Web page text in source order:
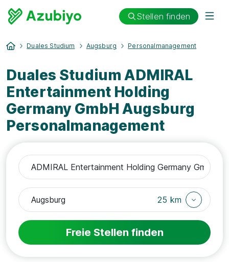
Stellen finden
Duales Studium Augsburg Personalmanagement
Duales Studium ADMIRAL
Entertainment Holding
Germany GmbH Augsburg
Personalmanagement
25 km
Freie Stellen finden